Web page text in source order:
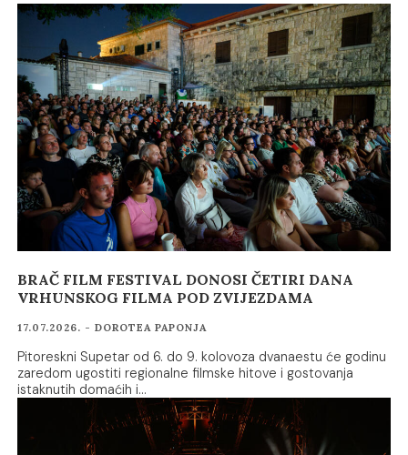
BRAČ FILM FESTIVAL DONOSI ČETIRI DANA
VRHUNSKOG FILMA POD ZVIJEZDAMA
17.07.2026. - DOROTEA PAPONJA
Pitoreskni Supetar od 6. do 9. kolovoza dvanaestu će godinu
zaredom ugostiti regionalne filmske hitove i gostovanja
istaknutih domaćih i…